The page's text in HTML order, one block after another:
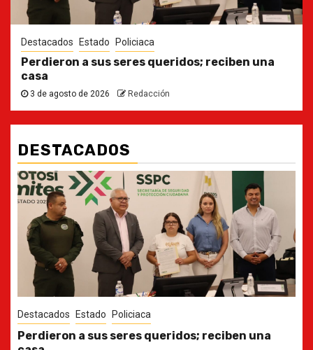
Destacados Estado Policiaca
Perdieron a sus seres queridos; reciben una
casa
3 de agosto de 2026 Redacción
DESTACADOS
Destacados Estado
Ya casi, el quinto informe del Gobernador